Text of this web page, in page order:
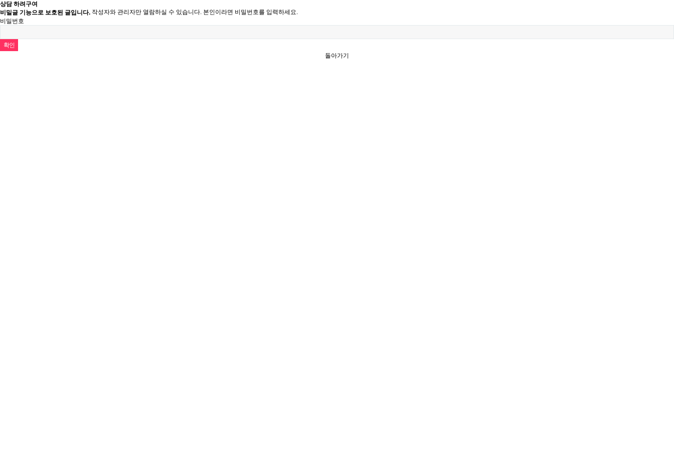
상담 하려구여
비밀글 기능으로 보호된 글입니다. 작성자와 관리자만 열람하실 수 있습니다. 본인이라면 비밀번호를 입력하세요.
비밀번호
돌아가기